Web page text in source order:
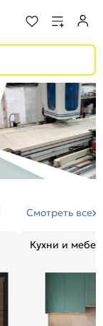
Смотреть все
Кухни и